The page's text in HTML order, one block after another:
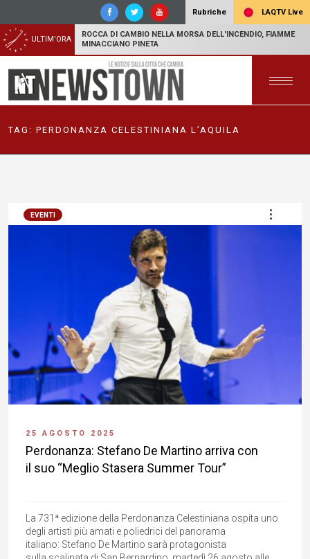
Rubriche LAQTV Live
ULTIM'ORA
ROCCA DI CAMBIO NELLA MORSA DELL'INCENDIO, FIAMME
MINACCIANO PINETA
TAG: PERDONANZA CELESTINIANA L’AQUILA
EVENTI
25 AGOSTO 2025
Perdonanza: Stefano De Martino arriva con
il suo “Meglio Stasera Summer Tour”
La 731ª edizione della Perdonanza Celestiniana ospita uno
degli artisti più amati e poliedrici del panorama
italiano: Stefano De Martino sarà protagonista